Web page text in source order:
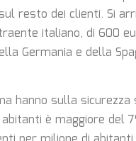
resto dei clienti. Si
italiano, di 600
Germania e della
hanno sulla
è maggiore del